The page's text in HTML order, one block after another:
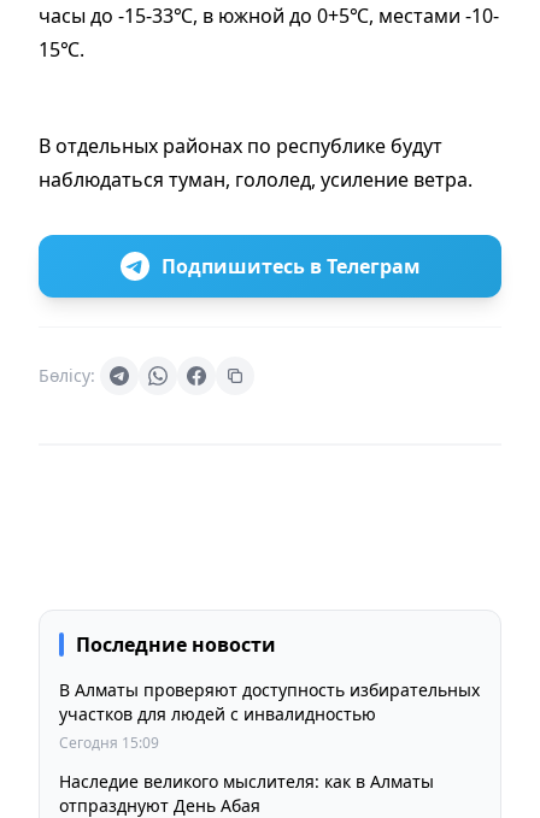
часы до -15-33℃, в южной до 0+5℃, местами -10-
15℃.
В отдельных районах по республике будут
наблюдаться туман, гололед, усиление ветра.
Подпишитесь в Телеграм
Бөлісу:
Последние новости
В Алматы проверяют доступность избирательных
участков для людей с инвалидностью
Сегодня 15:09
Наследие великого мыслителя: как в Алматы
отпразднуют День Абая